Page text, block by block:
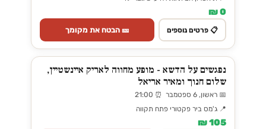
0 ₪
📋 פרטים נוספים 🎫 הבטח את מקומך
נפגשים על הדשא - מופע מחווה לאריק איינשטיין,
שלום חנוך ומאיר אריאל
📅 ראשון, 6 ספטמבר ⏰ 21:00
📍 ג'מס ביר פקטורי פתח תקווה
105 ₪